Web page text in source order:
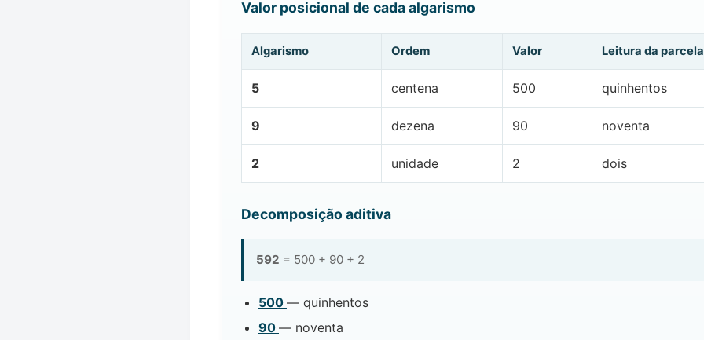
Valor posicional de cada algarismo
Algarismo Ordem Valor Leitura da parcela
5 centena 500 quinhentos
9 dezena 90 noventa
2 unidade 2 dois
Decomposição aditiva
592 = 500 + 90 + 2
500 — quinhentos
90 — noventa